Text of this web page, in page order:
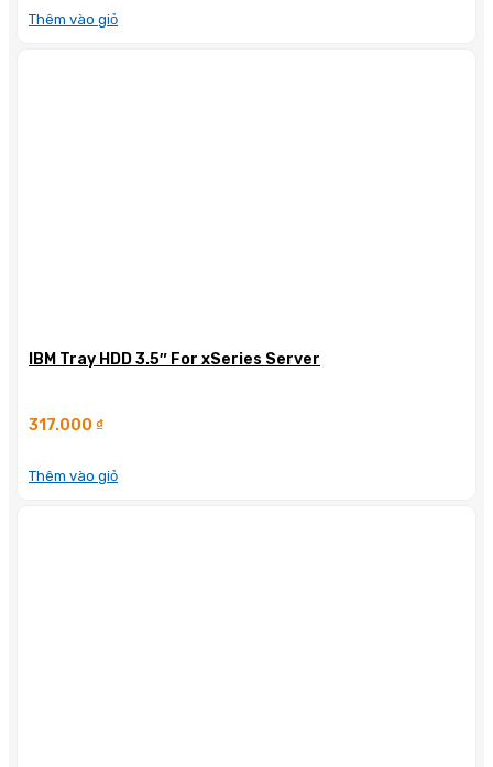
Thêm vào giỏ
IBM Tray HDD 3.5″ For xSeries Server
317.000 ₫
Thêm vào giỏ